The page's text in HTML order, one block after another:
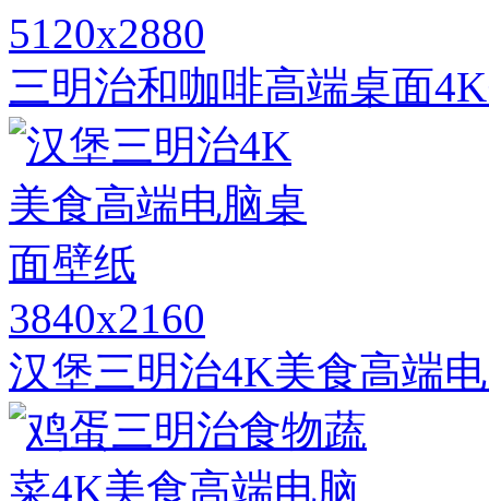
5120x2880
三明治和咖啡高端桌面
3840x2160
汉堡三明治4K美食高端